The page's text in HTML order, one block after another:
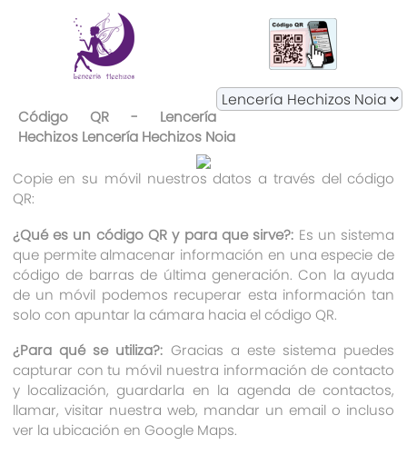
Código QR - Lencería
Hechizos Lencería Hechizos Noia
Copie en su móvil nuestros datos a través del código
QR:
¿Qué es un código QR y para que sirve?: Es un sistema
que permite almacenar información en una especie de
código de barras de última generación. Con la ayuda
de un móvil podemos recuperar esta información tan
solo con apuntar la cámara hacia el código QR.
¿Para qué se utiliza?: Gracias a este sistema puedes
capturar con tu móvil nuestra información de contacto
y localización, guardarla en la agenda de contactos,
llamar, visitar nuestra web, mandar un email o incluso
ver la ubicación en Google Maps.